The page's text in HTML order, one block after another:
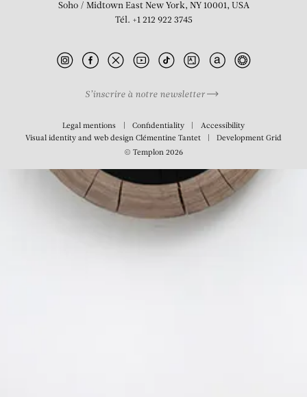
Cible #2 bois brûlé
Soho / Midtown East New York, NY 10001, USA
Tél. +1 212 922 3745
S’inscrire à notre newsletter
Legal mentions Confidentiality
Accessibility
Visual identity and web design Clémentine Tantet DevelopmentGrid
© Templon 2026